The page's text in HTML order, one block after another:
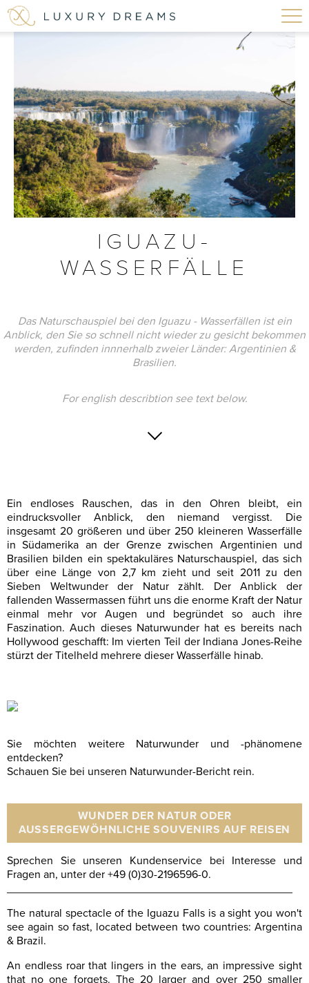
IGUAZU-
WASSERFÄLLE
Das Naturschauspiel bei den Iguazu - Wasserfällen ist ein
Anblick, den Sie so schnell nicht wieder zu gesicht bekommen
werden, zufinden innnerhalb zweier Länder: Argentinien &
Brasilien.
For english describtion see text below.
Ein endloses Rauschen, das in den Ohren bleibt, ein
eindrucksvoller Anblick, den niemand vergisst. Die
insgesamt 20 größeren und über 250 kleineren Wasserfälle
in Südamerika an der Grenze zwischen Argentinien und
Brasilien bilden ein spektakuläres Naturschauspiel, das sich
über eine Länge von 2,7 km zieht und seit 2011 zu den
Sieben Weltwunder der Natur zählt. Der Anblick der
fallenden Wassermassen führt uns die enorme Kraft der Natur
einmal mehr vor Augen und begründet so auch ihre
Faszination. Auch dieses Naturwunder hat es bereits nach
Hollywood geschafft: Im vierten Teil der Indiana Jones-Reihe
stürzt der Titelheld mehrere dieser Wasserfälle hinab.
Sie möchten weitere Naturwunder und -phänomene
entdecken?
Schauen Sie bei unseren Naturwunder-Bericht rein.
WUNDER DER NATUR ODER
AUSSERGEWÖHNLICHE SOUVENIRS AUF REISEN
Sprechen Sie unseren Kundenservice bei Interesse und
Fragen an, unter der +49 (0)30-2196596-0.
The natural spectacle of the Iguazu Falls is a sight you won't
see again so fast, located between two countries: Argentina
& Brazil.
An endless roar that lingers in the ears, an impressive sight
that no one forgets. The 20 larger and over 250 smaller